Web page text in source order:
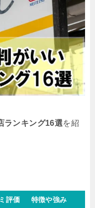
ランキング16選を紹
評価 特徴や強み